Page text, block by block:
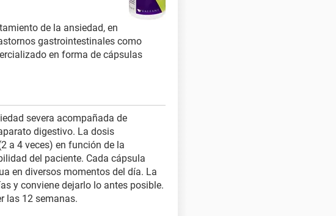
de la ansiedad, en
gastrointestinales como
en forma de cápsulas
severa acompañada de
digestivo. La dosis
a 4 veces) en función de la
del paciente. Cada cápsula
en diversos momentos del día. La
y conviene dejarlo lo antes posible.
las 12 semanas.